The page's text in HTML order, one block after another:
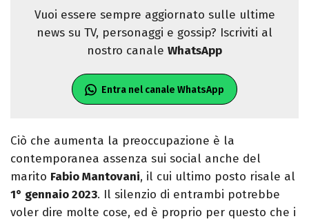
Vuoi essere sempre aggiornato sulle ultime
news su TV, personaggi e gossip? Iscriviti al
nostro canale WhatsApp
Entra nel canale WhatsApp
Ciò che aumenta la preoccupazione è la
contemporanea assenza sui social anche del
marito Fabio Mantovani, il cui ultimo posto risale al
1° gennaio 2023. Il silenzio di entrambi potrebbe
voler dire molte cose, ed è proprio per questo che i